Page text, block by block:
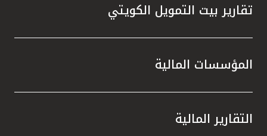
تقارير بيت التمويل الكويتي
المؤسسات المالية
التقارير المالية